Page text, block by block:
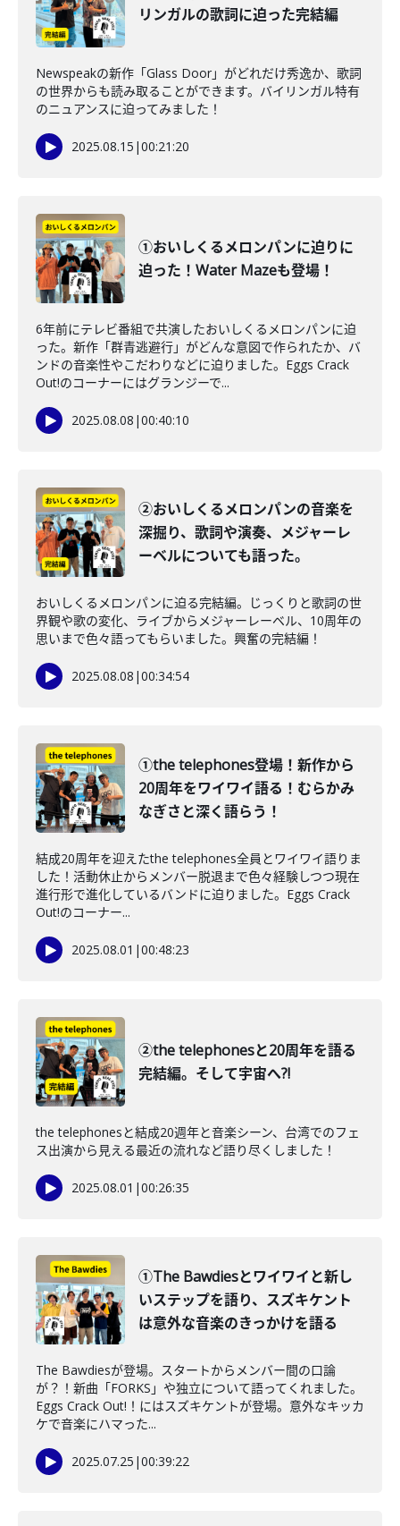
リンガルの歌詞に迫った完結編
Newspeakの新作「Glass Door」がどれだけ秀逸か、歌詞
の世界からも読み取ることができます。バイリンガル特有
のニュアンスに迫ってみました！
2025.08.15 |00:21:20
①おいしくるメロンパンに迫りに
迫った！Water Mazeも登場！
6年前にテレビ番組で共演したおいしくるメロンパンに迫
った。新作「群青逃避行」がどんな意図で作られたか、バ
ンドの音楽性やこだわりなどに迫りました。Eggs Crack
Out!のコーナーにはグランジーで...
2025.08.08 |00:40:10
②おいしくるメロンパンの音楽を
深掘り、歌詞や演奏、メジャーレ
ーベルについても語った。
おいしくるメロンパンに迫る完結編。じっくりと歌詞の世
界観や歌の変化、ライブからメジャーレーベル、10周年の
思いまで色々語ってもらいました。興奮の完結編！
2025.08.08 |00:34:54
①the telephones登場！新作から
20周年をワイワイ語る！むらかみ
なぎさと深く語らう！
結成20周年を迎えたthe telephones全員とワイワイ語りま
した！活動休止からメンバー脱退まで色々経験しつつ現在
進行形で進化しているバンドに迫りました。Eggs Crack
Out!のコーナー...
2025.08.01 |00:48:23
②the telephonesと20周年を語る
完結編。そして宇宙へ?!
the telephonesと結成20週年と音楽シーン、台湾でのフェ
ス出演から見える最近の流れなど語り尽くしました！
2025.08.01 |00:26:35
①The Bawdiesとワイワイと新し
いステップを語り、スズキケント
は意外な音楽のきっかけを語る
The Bawdiesが登場。スタートからメンバー間の口論
が？！新曲「FORKS」や独立について語ってくれました。
Eggs Crack Out!！にはスズキケントが登場。意外なキッカ
ケで音楽にハマった...
2025.07.25 |00:39:22